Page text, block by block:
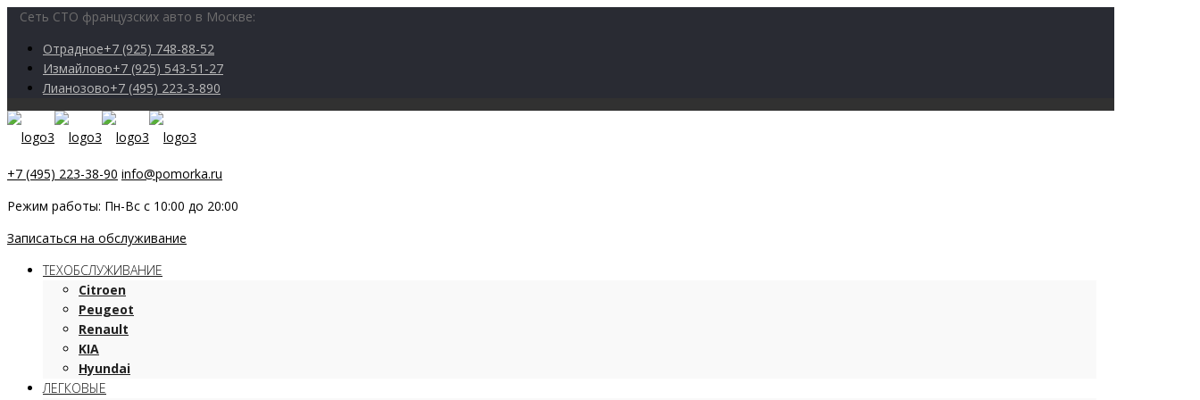
Сеть СТО французских авто в Москве:
Отрадное+7 (925) 748-88-52
Измайлово+7 (925) 543-51-27
Лианозово+7 (495) 223-3-890
+7 (495) 223-38-90 info@pomorka.ru
Режим работы: Пн-Вс с 10:00 до 20:00
Записаться на обслуживание
ТЕХОБСЛУЖИВАНИЕ
Citroen
Peugeot
Renault
KIA
Hyundai
ЛЕГКОВЫЕ